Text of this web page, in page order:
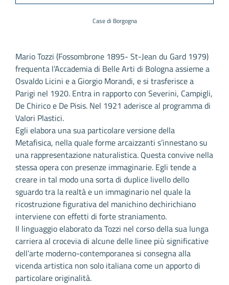
Case di Borgogna
Mario Tozzi (Fossombrone 1895- St-Jean du Gard 1979)
frequenta l’Accademia di Belle Arti di Bologna assieme a
Osvaldo Licini e a Giorgio Morandi, e si trasferisce a
Parigi nel 1920. Entra in rapporto con Severini, Campigli,
De Chirico e De Pisis. Nel 1921 aderisce al programma di
Valori Plastici.
Egli elabora una sua particolare versione della
Metafisica, nella quale forme arcaizzanti s’innestano su
una rappresentazione naturalistica. Questa convive nella
stessa opera con presenze immaginarie. Egli tende a
creare in tal modo una sorta di duplice livello dello
sguardo tra la realtà e un immaginario nel quale la
ricostruzione figurativa del manichino dechirichiano
interviene con effetti di forte straniamento.
Il linguaggio elaborato da Tozzi nel corso della sua lunga
carriera al crocevia di alcune delle linee più significative
dell’arte moderno-contemporanea si consegna alla
vicenda artistica non solo italiana come un apporto di
particolare originalità.